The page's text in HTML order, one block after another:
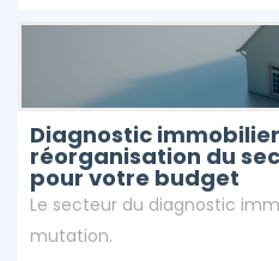
Diagnostic
réorganisation du
pour votre budget
Le secteur du diagnostic
mutation.